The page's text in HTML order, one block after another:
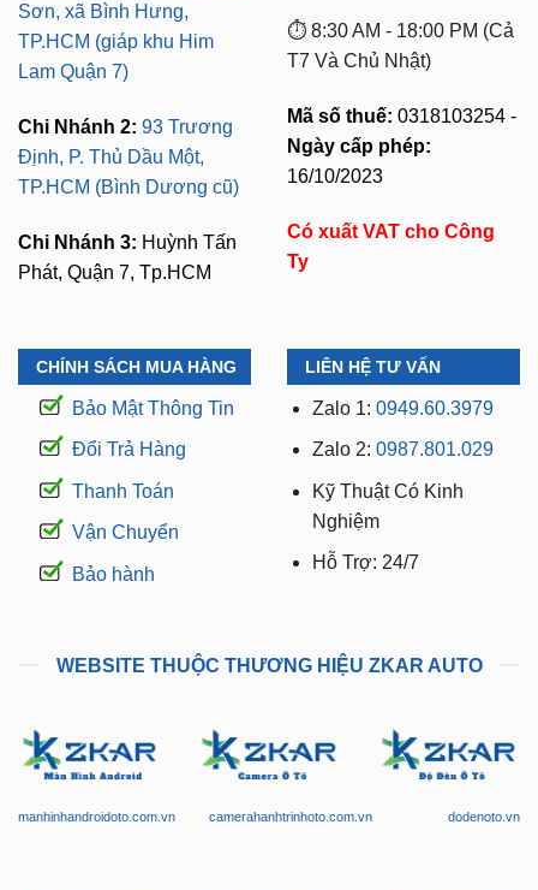
Sơn, xã Bình Hưng,
TP.HCM (giáp khu Him
Lam Quận 7)
Chi Nhánh 2: 93 Trương
Định, P. Thủ Dầu Một,
TP.HCM (Bình Dương cũ)
Chi Nhánh 3: Huỳnh Tấn
Phát, Quận 7, Tp.HCM
⏱️ 8:30 AM - 18:00 PM (Cả
T7 Và Chủ Nhật)
Mã số thuế: 0318103254 -
Ngày cấp phép:
16/10/2023
Có xuất VAT cho Công
Ty
CHÍNH SÁCH MUA HÀNG
Bảo Mật Thông Tin
Đổi Trả Hàng
Thanh Toán
Vận Chuyển
Bảo hành
LIÊN HỆ TƯ VẤN
Zalo 1: 0949.60.3979
Zalo 2: 0987.801.029
Kỹ Thuật Có Kinh
Nghiệm
Hỗ Trợ: 24/7
WEBSITE THUỘC THƯƠNG HIỆU ZKAR AUTO
manhinhandroidoto.com.vn camerahanhtrinhoto.com.vn dodenoto.vn